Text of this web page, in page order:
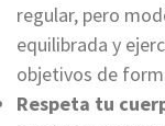
regular, pero
equilibrada y
objetivos de
Respeta tu